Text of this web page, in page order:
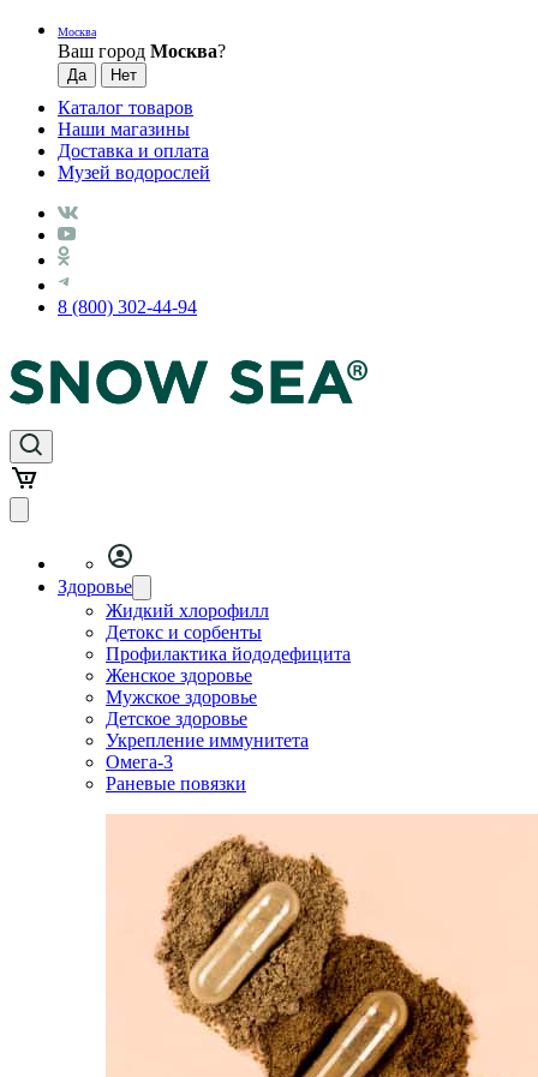
Москва
Ваш город Москва?
Каталог товаров
Наши магазины
Доставка и оплата
Музей водорослей
8 (800) 302-44-94
Здоровье
Жидкий хлорофилл
Детокс и сорбенты
Профилактика йододефицита
Женское здоровье
Мужское здоровье
Детское здоровье
Укрепление иммунитета
Омега-3
Раневые повязки